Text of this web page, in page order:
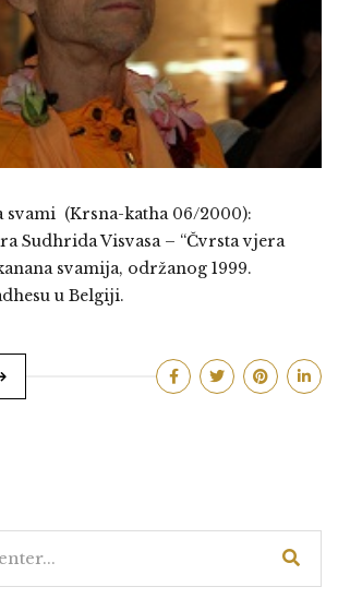
svami (Krsna-katha 06/2000):
Sudhrida Visvasa – “Čvrsta vjera
svamija, održanog 1999.
u Belgiji.